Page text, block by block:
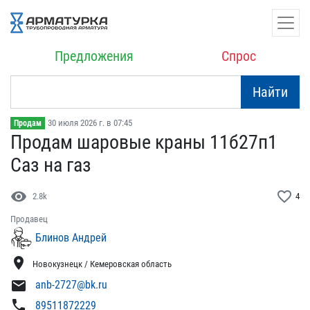
Предложения Спрос
Найти
Продам 30 июля 2026 г. в 07:45
Продам шаровые краны 11б​27п1
Саз на газ
visibility 2.8k favorite_border 4
Продавец
Блинов Андрей
location_on Новокузнецк / Кемеровская область
mail anb-2727@bk.ru
phone 89511872229